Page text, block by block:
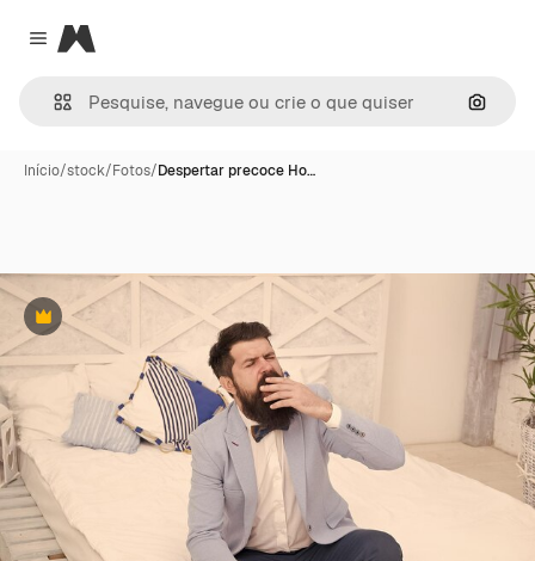
Close menu
Magnific
Início/stock/Fotos/Despertar precoce Ho…
Premium